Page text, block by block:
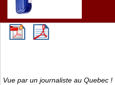
Vue par un journaliste au Quebec !